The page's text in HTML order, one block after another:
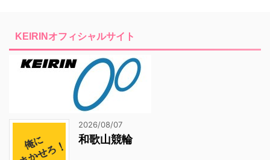
KEIRINオフィシャルサイト
2026/08/07
和歌山競輪